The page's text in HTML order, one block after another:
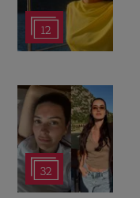
12
32